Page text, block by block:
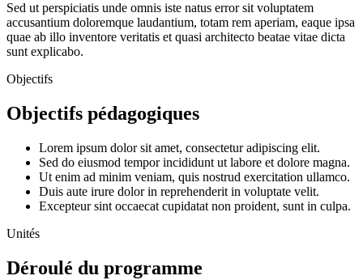
Sed ut perspiciatis unde omnis iste natus error sit voluptatem
accusantium doloremque laudantium, totam rem aperiam, eaque ipsa
quae ab illo inventore veritatis et quasi architecto beatae vitae dicta
sunt explicabo.
Objectifs
Objectifs pédagogiques
Lorem ipsum dolor sit amet, consectetur adipiscing elit.
Sed do eiusmod tempor incididunt ut labore et dolore magna.
Ut enim ad minim veniam, quis nostrud exercitation ullamco.
Duis aute irure dolor in reprehenderit in voluptate velit.
Excepteur sint occaecat cupidatat non proident, sunt in culpa.
Unités
Déroulé du programme